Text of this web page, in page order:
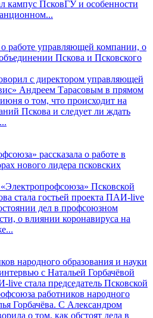
кампус ПсковГУ и особенности
о работе управляющей компании, о
Пскова и Псковского
с директором управляющей
Андреем Тарасовым в прямом
о том, что происходит на
Пскова и следует ли ждать
рассказала о работе в
нового лидера псковских
Псковской
стала гостьей проекта ПАИ-live
дел в профсоюзном
о влиянии коронавируса на
народного образования и науки
с Натальей Горбачёвой
стала председатель Псковской
работников народного
Горбачёва. С Александром
о том, как обстоят дела в